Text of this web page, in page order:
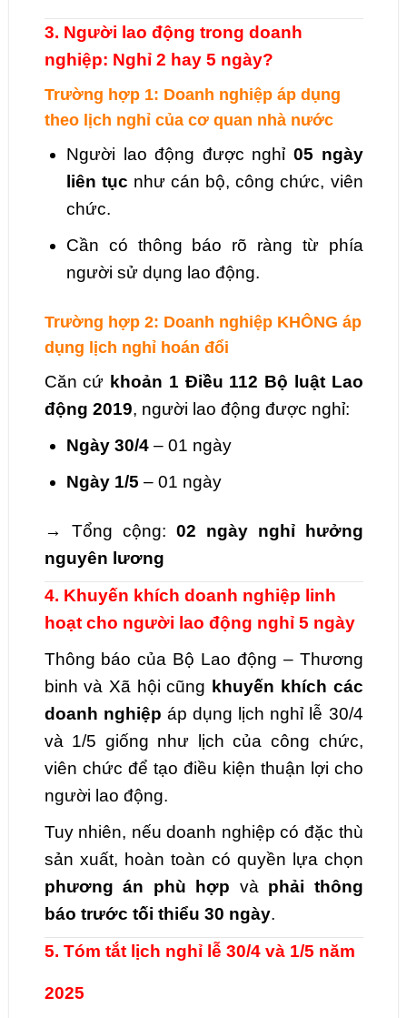
3. Người lao động trong doanh
nghiệp: Nghỉ 2 hay 5 ngày?
Trường hợp 1: Doanh nghiệp áp dụng
theo lịch nghỉ của cơ quan nhà nước
Người lao động được nghỉ 05 ngày
liên tục như cán bộ, công chức, viên
chức.
Cần có thông báo rõ ràng từ phía
người sử dụng lao động.
Trường hợp 2: Doanh nghiệp KHÔNG áp
dụng lịch nghỉ hoán đổi
Căn cứ khoản 1 Điều 112 Bộ luật Lao
động 2019, người lao động được nghỉ:
Ngày 30/4 – 01 ngày
Ngày 1/5 – 01 ngày
→ Tổng cộng: 02 ngày nghỉ hưởng
nguyên lương
4. Khuyến khích doanh nghiệp linh
hoạt cho người lao động nghỉ 5 ngày
Thông báo của Bộ Lao động – Thương
binh và Xã hội cũng khuyến khích các
doanh nghiệp áp dụng lịch nghỉ lễ 30/4
và 1/5 giống như lịch của công chức,
viên chức để tạo điều kiện thuận lợi cho
người lao động.
Tuy nhiên, nếu doanh nghiệp có đặc thù
sản xuất, hoàn toàn có quyền lựa chọn
phương án phù hợp và phải thông
báo trước tối thiểu 30 ngày.
5. Tóm tắt lịch nghỉ lễ 30/4 và 1/5 năm
2025